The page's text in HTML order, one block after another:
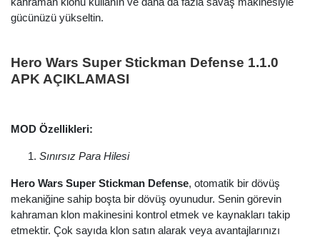
gücünüzü yükseltin.
Hero Wars Super Stickman Defense 1.1.0
APK AÇIKLAMASI
MOD Özellikleri:
Sınırsız Para Hilesi
Hero Wars Super Stickman Defense, otomatik bir dövüş
mekaniğine sahip boşta bir dövüş oyunudur. Senin görevin
kahraman klon makinesini kontrol etmek ve kaynakları takip
etmektir. Çok sayıda klon satın alarak veya avantajlarınızı